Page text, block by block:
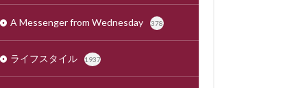
A Messenger from Wednesday 378
ライフスタイル 1937